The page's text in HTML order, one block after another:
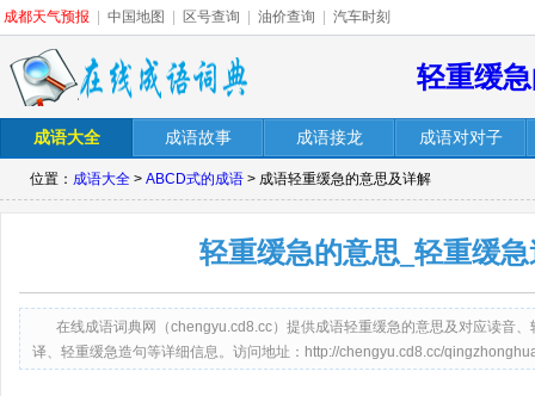
成都天气预报 中国地图 区号查询 油价查询 汽车时刻
轻重缓
成语大全 成语故事 成语接龙 成语对对子
位置： 成语大全 > ABCD式的成语 > 成语轻重缓急的意思及详解
轻重缓急的意思_轻重缓
在线成语词典网（chengyu.cd8.cc）提供成语轻重缓急的意思及对应读音
译、轻重缓急造句等详细信息。访问地址：http://chengyu.cd8.cc/